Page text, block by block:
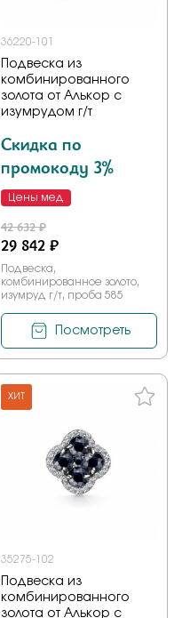
36220-101
Подвеска из
комбинированного
золота от Алькор с
изумрудом г/т
Скидка по
промокоду 3%
Цены мед
42 632 ₽
29 842 ₽
Подвеска,
комбинированное золото,
изумруд г/т, проба 585
Посмотреть
ХИТ
35275-102
Подвеска из
комбинированного
золота от Алькор с